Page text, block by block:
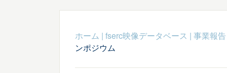
ホーム | fserc映像データベース | 事業報告
ンポジウム